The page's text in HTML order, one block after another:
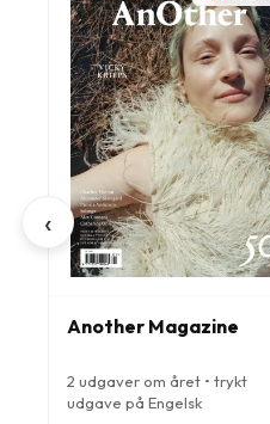
‹
Another Magazine
2 udgaver om året • trykt
udgave på Engelsk